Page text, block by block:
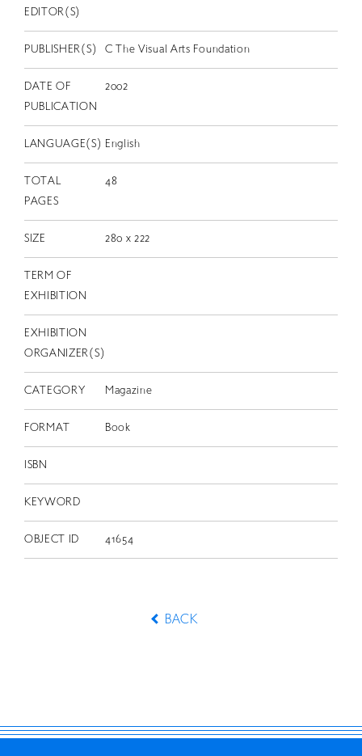
EDITOR(S)
PUBLISHER(S) C The Visual Arts Foundation
DATE OF
PUBLICATION
2002
LANGUAGE(S) English
TOTAL
PAGES
48
SIZE 280 x 222
TERM OF
EXHIBITION
EXHIBITION
ORGANIZER(S)
CATEGORY Magazine
FORMAT Book
ISBN
KEYWORD
OBJECT ID 41654
BACK